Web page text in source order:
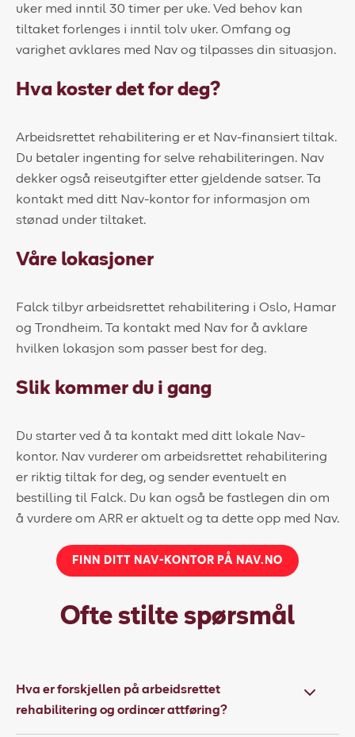
uker med inntil 30 timer per uke. Ved behov kan
tiltaket forlenges i inntil tolv uker. Omfang og
varighet avklares med Nav og tilpasses din situasjon.
Hva koster det for deg?
Arbeidsrettet rehabilitering er et Nav-finansiert tiltak.
Du betaler ingenting for selve rehabiliteringen. Nav
dekker også reiseutgifter etter gjeldende satser. Ta
kontakt med ditt Nav-kontor for informasjon om
stønad under tiltaket.
Våre lokasjoner
Falck tilbyr arbeidsrettet rehabilitering i Oslo, Hamar
og Trondheim. Ta kontakt med Nav for å avklare
hvilken lokasjon som passer best for deg.
Slik kommer du i gang
Du starter ved å ta kontakt med ditt lokale Nav-
kontor. Nav vurderer om arbeidsrettet rehabilitering
er riktig tiltak for deg, og sender eventuelt en
bestilling til Falck. Du kan også be fastlegen din om
å vurdere om ARR er aktuelt og ta dette opp med Nav.
FINN DITT NAV-KONTOR PÅ NAV.NO
Ofte stilte spørsmål
Hva er forskjellen på arbeidsrettet
rehabilitering og ordinær attføring?